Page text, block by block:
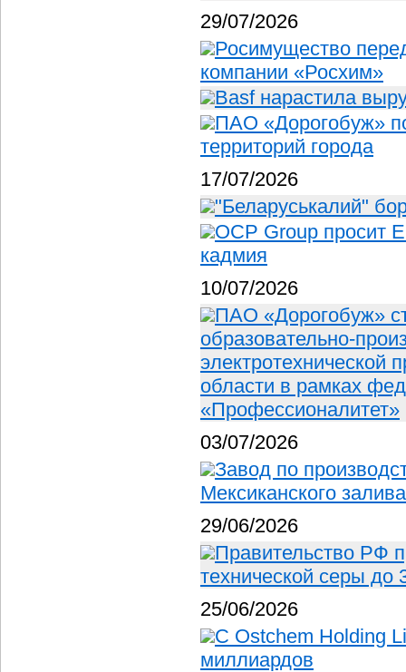
29/07/2026
Росимущество
компании «Росхим»
Basf нарастила
ПАО «Дорогобуж»
территорий города
17/07/2026
"Беларуськалий"
OCP Group просит
кадмия
10/07/2026
ПАО «Дорогобуж»
образовательно-
области в рамках
«Профессионалитет»
03/07/2026
Завод по
Мексиканского
29/06/2026
Правительство РФ
технической серы до
25/06/2026
С Ostchem Holding
миллиардов